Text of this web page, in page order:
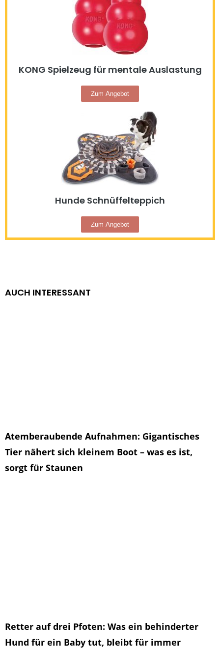
KONG Spielzeug für mentale Auslastung
Zum Angebot
Hunde Schnüffelteppich
Zum Angebot
AUCH INTERESSANT
Atemberaubende Aufnahmen: Gigantisches
Tier nähert sich kleinem Boot – was es ist,
sorgt für Staunen
Retter auf drei Pfoten: Was ein behinderter
Hund für ein Baby tut, bleibt für immer